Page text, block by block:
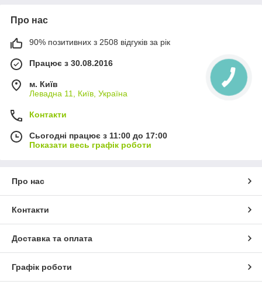
Про нас
90% позитивних з 2508 відгуків за рік
Працює з 30.08.2016
м. Київ
Левадна 11, Київ, Україна
Контакти
Сьогодні працює з 11:00 до 17:00
Показати весь графік роботи
Про нас
Контакти
Доставка та оплата
Графік роботи